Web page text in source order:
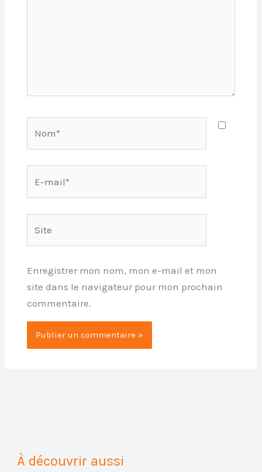
Enregistrer mon nom, mon e-mail et mon
site dans le navigateur pour mon prochain
commentaire.
À découvrir aussi